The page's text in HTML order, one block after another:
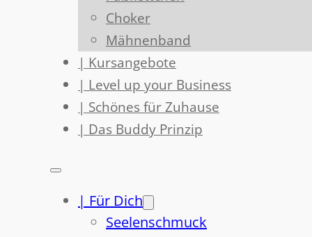
Choker
Mähnenband
| Kursangebote
| Level up your Business
| Schönes für Zuhause
| Das Buddy Prinzip
| Für Dich
Seelenschmuck